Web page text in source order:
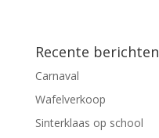
Recente berichten
Carnaval
Wafelverkoop
Sinterklaas op school